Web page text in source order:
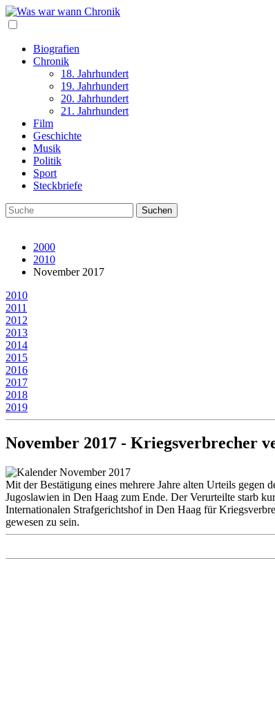
Biografien
Chronik
18. Jahrhundert
19. Jahrhundert
20. Jahrhundert
21. Jahrhundert
Film
Geschichte
Musik
Politik
Sport
Steckbriefe
2000
2010
November 2017
2010
2011
2012
2013
2014
2015
2016
2017
2018
2019
November 2017 - Kriegsverbrecher
Mit der Bestätigung eines mehrere Jahre alten Urteils gegen
Jugoslawien in Den Haag zum Ende. Der Verurteilte starb
Internationalen Strafgerichtshof in Den Haag für
gewesen zu sein.